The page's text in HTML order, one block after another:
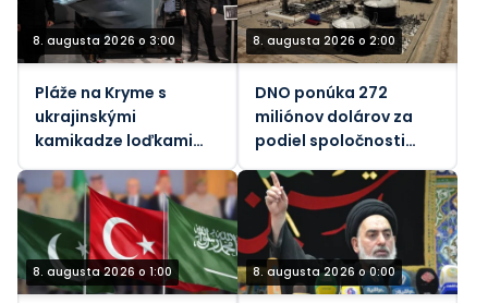
8. augusta 2026 o 3:00
Pláže na Kryme s
ukrajinskými
kamikadze loďkami
pre telesne
postihnutých –
oficiálne
8. augusta 2026 o 2:00
DNO ponúka 272
miliónov dolárov za
podiel spoločnosti
Genel Energy v
spoločnosti Tawke v
KRI
8. augusta 2026 o 1:00 8. augusta 2026 o 0:00